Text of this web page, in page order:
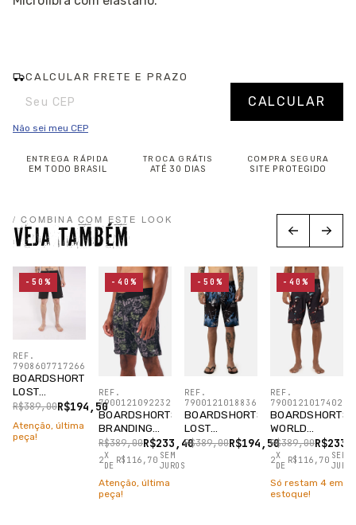
CALCULAR FRETE E PRAZO
Entregas para o CEP: Alterar CEP
CALCULAR
Não sei meu CEP
ENTREGA RÁPIDA
EM TODO BRASIL
TROCA GRÁTIS
ATÉ 30 DIAS
COMPRA SEGURA
SITE PROTEGIDO
/ COMBINA COM ESTE LOOK
VEJA TAMBÉM
BOARDSHORT
LOST
SURFBOARDS
R$194,50
R$389,00
REF.
7908607717266
-50%
Atenção, última
peça!
BOARDSHORTS
BRANDING
PRETO
R$233,40
R$389,00
2X
DE R$116,70 SEM
JUROS
REF.
7900121092232
-40%
Atenção, última
peça!
BOARDSHORTS
LOST
ENTERPRISES
R$194,50
R$389,00
REF.
7900121018836
-50%
BOARDSHORTS
WORLD
DOMINATION
PRETO
R$389,00
2X
DE R$116,70 SEM
REF.
7900121017402
-40%
Só restam 4 em
estoque!